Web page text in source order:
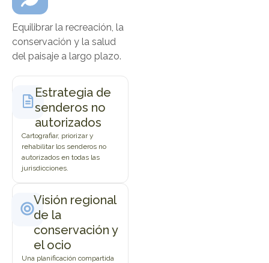
Equilibrar la recreación, la
conservación y la salud
del paisaje a largo plazo.
Estrategia de
senderos no
autorizados
Cartografiar, priorizar y
rehabilitar los senderos no
autorizados en todas las
jurisdicciones.
Visión regional
de la
conservación y
el ocio
Una planificación compartida